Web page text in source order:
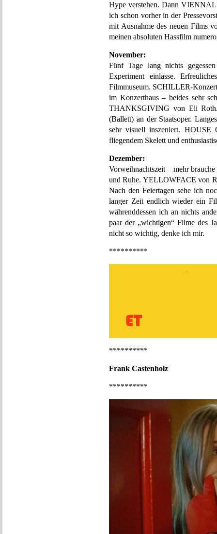
Hype verstehen. Dann
ich schon vorher in der
mit Ausnahme des neuen Films
meinen absoluten Hassfilm
November:
Fünf Tage lang nichts
Experiment einlasse.
Filmmuseum. SCHILLER-
im Konzerthaus – beides sehr
THANKSGIVING von Eli
(Ballett) an der Staatsoper.
sehr visuell inszeniert.
fliegendem Skelett und
Dezember:
Vorweihnachtszeit – mehr
und Ruhe. YELLOWFACE von
Nach den Feiertagen sehe ich
langer Zeit endlich wieder ein
währenddessen ich an nichts
paar der „wichtigen“ Filme des
nicht so wichtig, denke ich mir.
**********
**********
Frank Castenholz
**********